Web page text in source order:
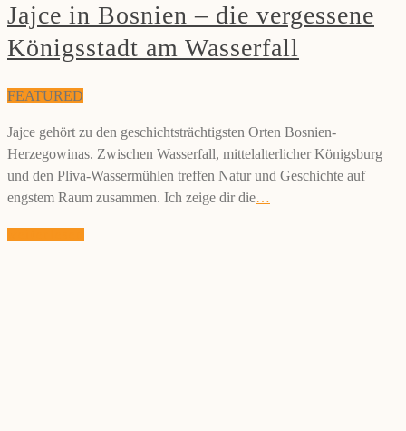
Jajce in Bosnien – die vergessene
Königsstadt am Wasserfall
FEATURED
Jajce gehört zu den geschichtsträchtigsten Orten Bosnien-
Herzegowinas. Zwischen Wasserfall, mittelalterlicher Königsburg
und den Pliva-Wassermühlen treffen Natur und Geschichte auf
engstem Raum zusammen. Ich zeige dir die…